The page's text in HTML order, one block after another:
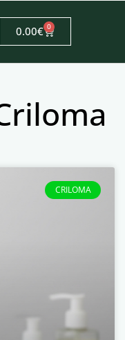
0.00€ 0
CRILOMA